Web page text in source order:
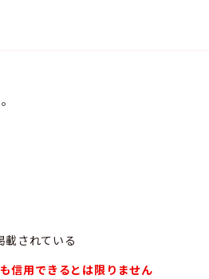
されている
信用できるとは限りません